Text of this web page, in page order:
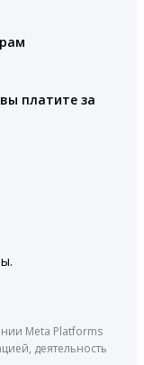
платите за
Meta Platforms
деятельность